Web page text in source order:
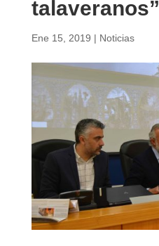
talaveranos”
Ene 15, 2019 | Noticias